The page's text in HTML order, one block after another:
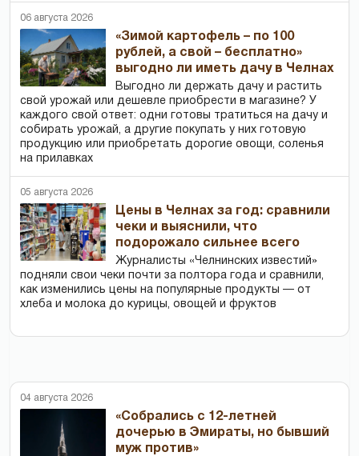
06 августа 2026
«Зимой картофель – по 100
рублей, а свой – бесплатно»
выгодно ли иметь дачу в Челнах
Выгодно ли держать дачу и растить
свой урожай или дешевле приобрести в магазине? У
каждого свой ответ: одни готовы тратиться на дачу и
собирать урожай, а другие покупать у них готовую
продукцию или приобретать дорогие овощи, соленья
на прилавках
05 августа 2026
Цены в Челнах за год: сравнили
чеки и выяснили, что
подорожало сильнее всего
Журналисты «Челнинских известий»
подняли свои чеки почти за полтора года и сравнили,
как изменились цены на популярные продукты — от
хлеба и молока до курицы, овощей и фруктов
04 августа 2026
«Собрались с 12-летней
дочерью в Эмираты, но бывший
муж против»